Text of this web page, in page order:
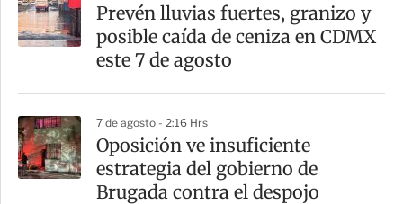
Prevén lluvias fuertes, granizo y
posible caída de ceniza en CDMX
este 7 de agosto
7 de agosto - 2:16 Hrs
Oposición ve insuficiente
estrategia del gobierno de
Brugada contra el despojo